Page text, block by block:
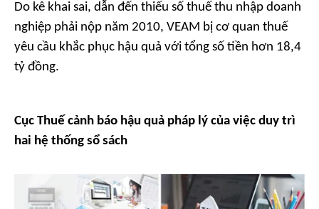
Do kê khai sai, dẫn đến thiếu số thuế thu nhập doanh
nghiệp phải nộp năm 2010, VEAM bị cơ quan thuế
yêu cầu khắc phục hậu quả với tổng số tiền hơn 18,4
tỷ đồng.
Cục Thuế cảnh báo hậu quả pháp lý của việc duy trì
hai hệ thống sổ sách